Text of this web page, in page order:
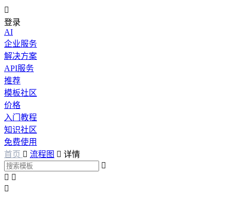

登录
AI
企业服务
解决方案
API服务
推荐
模板社区
价格
入门教程
知识社区
免费使用
首页  流程图  详情

 
